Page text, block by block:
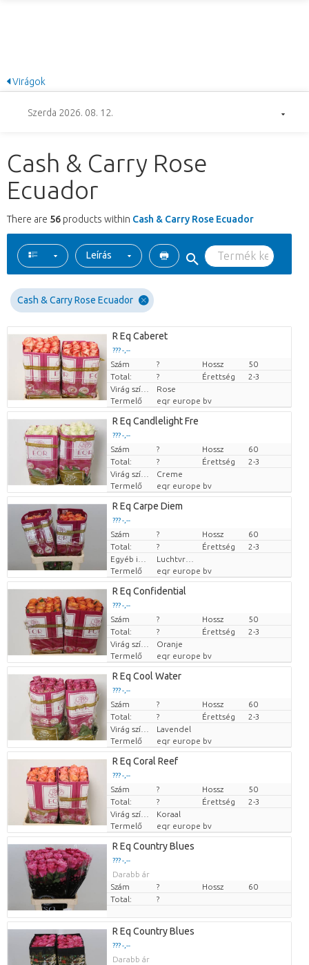
Virágok
Szerda 2026. 08. 12.
Cash & Carry Rose
Ecuador
There are 56 products within Cash & Carry Rose Ecuador
Leírás
Cash & Carry Rose Ecuador
R Eq Caberet
??? -,--
Darabb ár
Szám ? Hossz
50
Total:
? Érettség
2-3
Virág színe
Rose
Termelő
eqr europe bv
R Eq Candlelight Fre
??? -,--
Darabb ár
Szám ? Hossz
60
Total:
? Érettség
2-3
Virág színe
Creme
Termelő
eqr europe bv
R Eq Carpe Diem
??? -,--
Darabb ár
Szám ? Hossz
60
Total:
? Érettség
2-3
Luchtvracht
Termelő
eqr europe bv
R Eq Confidential
??? -,--
Darabb ár
Szám ? Hossz
50
Total:
? Érettség
2-3
Virág színe
Oranje
Termelő
eqr europe bv
R Eq Cool Water
??? -,--
Darabb ár
Szám ? Hossz
60
Total:
? Érettség
2-3
Virág színe
Lavendel
Termelő
eqr europe bv
R Eq Coral Reef
??? -,--
Darabb ár
Szám ? Hossz
50
Total:
? Érettség
2-3
Virág színe
Koraal
Termelő
eqr europe bv
R Eq Country Blues
??? -,--
Darabb ár
Szám
? Hossz
60
Total:
?
R Eq Country Blues
??? -,--
Darabb ár